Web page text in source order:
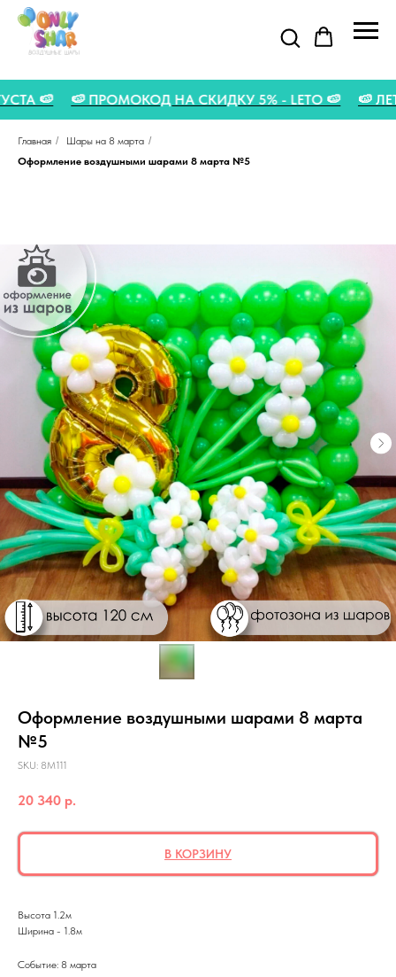
🍉 🍉 ПРОМОКОД НА СКИДКУ 5% - LETO 🍉 🍉
Главная / Шары на 8 марта /
Оформление воздушными шарами 8 марта №5
Оформление воздушными шарами 8 марта
№5
SKU: 8М111
20 340 р.
В КОРЗИНУ
Высота 1.2м
Ширина - 1.8м
Событие: 8 марта